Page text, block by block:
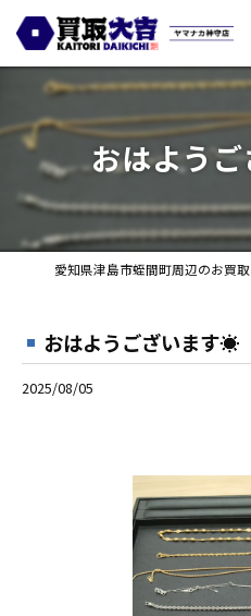
おはよう
おはようございます☀
2025/08/05